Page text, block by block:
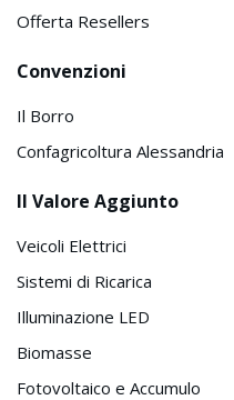
Offerta Resellers
Convenzioni
Il Borro
Confagricoltura Alessandria
Il Valore Aggiunto
Veicoli Elettrici
Sistemi di Ricarica
Illuminazione LED
Biomasse
Fotovoltaico e Accumulo